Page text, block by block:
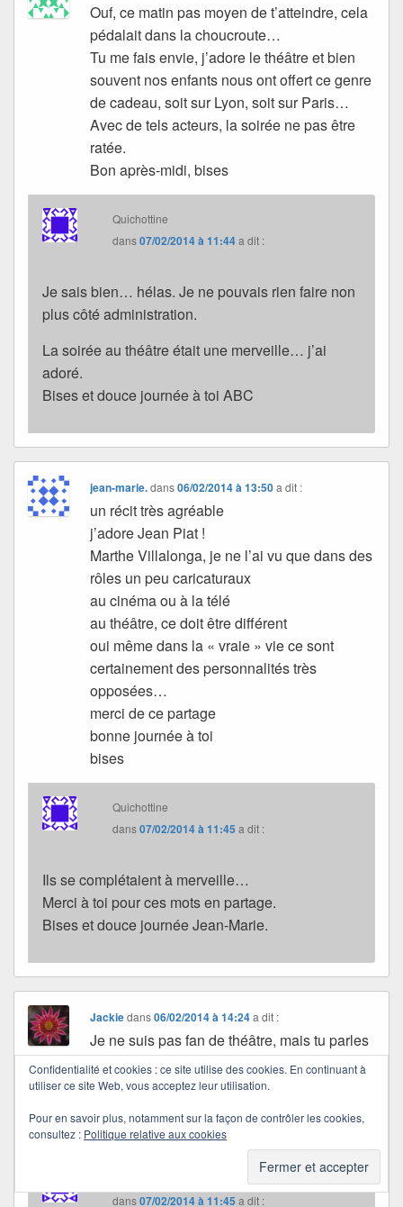
Ouf, ce matin pas moyen de t’atteindre, cela
pédalait dans la choucroute…
Tu me fais envie, j’adore le théâtre et bien
souvent nos enfants nous ont offert ce genre
de cadeau, soit sur Lyon, soit sur Paris…
Avec de tels acteurs, la soirée ne pas être
ratée.
Bon après-midi, bises
Quichottine
dans07/02/2014 à 11:44a dit :
Je sais bien… hélas. Je ne pouvais rien faire non
plus côté administration.
La soirée au théâtre était une merveille… j’ai
adoré.
Bises et douce journée à toi ABC
jean-marie.dans06/02/2014 à 13:50 a dit :
un récit très agréable
j’adore Jean Piat !
Marthe Villalonga, je ne l’ai vu que dans des
rôles un peu caricaturaux
au cinéma ou à la télé
au théâtre, ce doit être différent
oui même dans la « vraie » vie ce sont
certainement des personnalités très
opposées…
merci de ce partage
bonne journée à toi
bises
Quichottine
dans07/02/2014 à 11:45 a dit :
Ils se complétaient à merveille…
Merci à toi pour ces mots en partage.
Bises et douce journée Jean-Marie.
Jackiedans06/02/2014 à 14:24 a dit :
Je ne suis pas fan de théâtre, mais tu parles
de cette pièce avec tellement de conviction
que
Bises et bonne soirée
dans07/02/2014 à 11:45 a dit :
Confidentialité et cookies : ce site utilise des cookies. En continuant à
utiliser ce site Web, vous acceptez leur utilisation.
Pour en savoir plus, notamment sur la façon de contrôler les cookies,
consultez : Politique relative aux cookies